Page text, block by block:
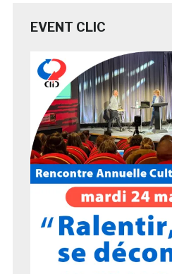
EVENT CLIC